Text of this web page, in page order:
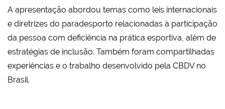
A apresentação abordou temas como leis internacionais
e diretrizes do paradesporto relacionadas à participação
da pessoa com deficiência na prática esportiva, além de
estratégias de inclusão. Também foram compartilhadas
experiências e o trabalho desenvolvido pela CBDV no
Brasil.